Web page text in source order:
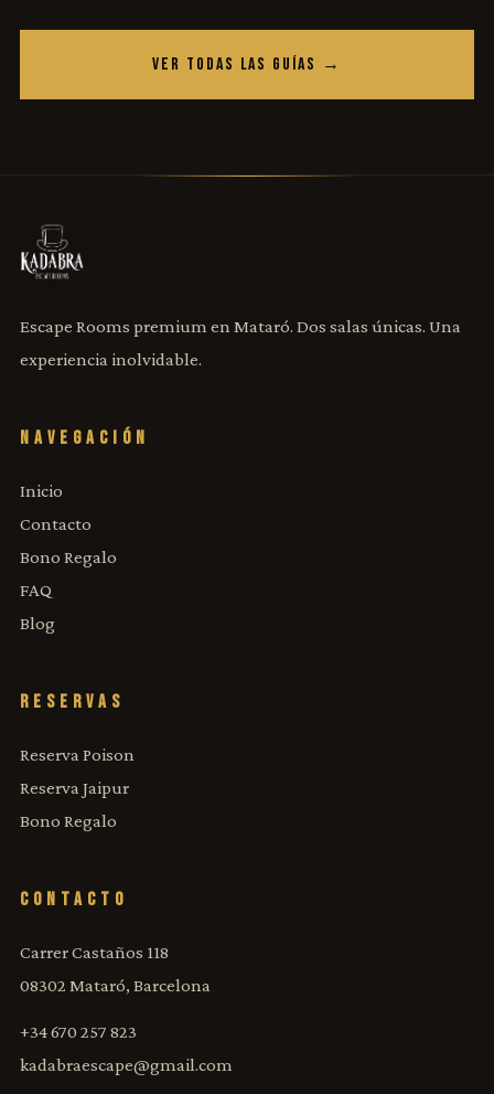
VER TODAS LAS GUÍAS →
Escape Rooms premium en Mataró. Dos salas únicas. Una
experiencia inolvidable.
NAVEGACIÓN
Inicio
Contacto
Bono Regalo
FAQ
Blog
RESERVAS
Reserva Poison
Reserva Jaipur
Bono Regalo
CONTACTO
Carrer Castaños 118
08302 Mataró, Barcelona
+34 670 257 823
kadabraescape@gmail.com